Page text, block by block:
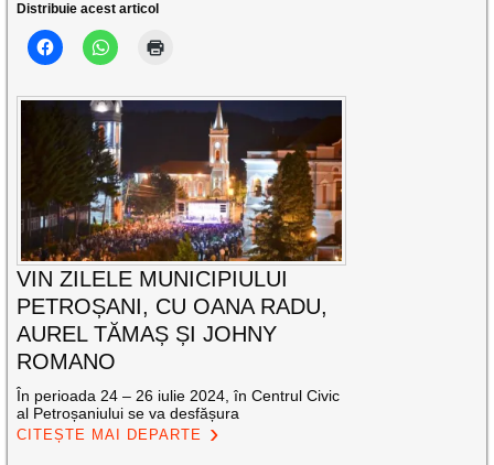
Distribuie acest articol
VIN ZILELE MUNICIPIULUI
PETROȘANI, CU OANA RADU,
AUREL TĂMAȘ ȘI JOHNY
ROMANO
În perioada 24 – 26 iulie 2024, în Centrul Civic
al Petroșaniului se va desfășura
CITEȘTE MAI DEPARTE